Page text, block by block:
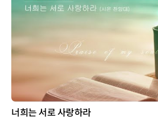
너희는 서로 사랑하라